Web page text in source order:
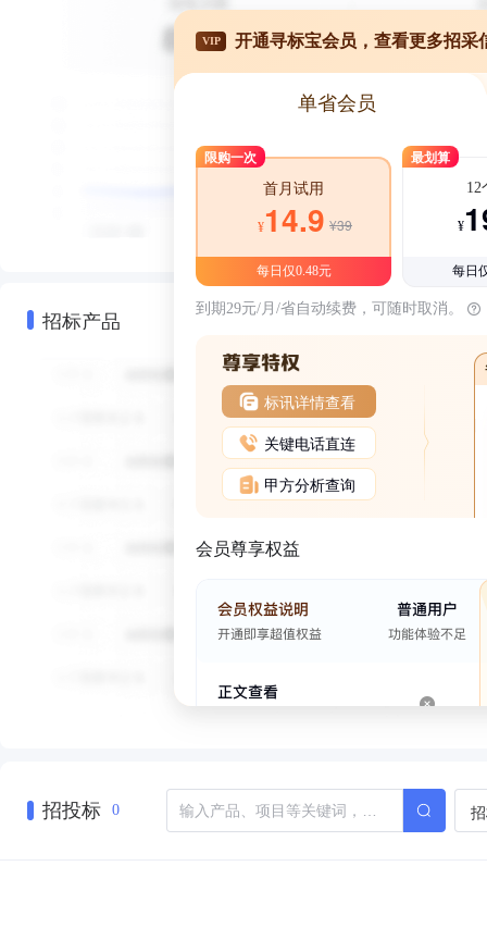
招标产品
VIP 开通寻标宝会员，查看更多招采
单省会员
限购一次
首月试用
¥14.9 ¥39
每日仅0.48元
最划算
12
¥
每日
到期29元/月/省自动续费，可随时取消。
标讯详情查看
关键电话直连
甲方分析查询
会员尊享权益
招投标 0